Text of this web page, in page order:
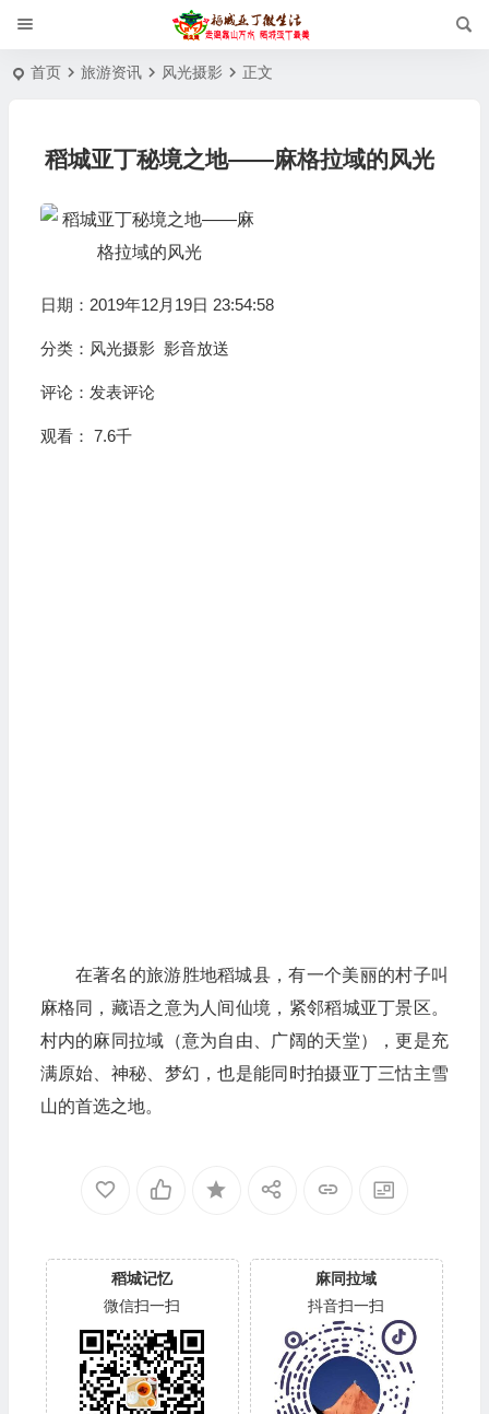
首页 旅游资讯 风光摄影 正文
稻城亚丁秘境之地——麻格拉域的风光
日期：2019年12月19日 23:54:58
分类： 风光摄影 影音放送
评论： 发表评论
观看： 7.6千
在著名的旅游胜地稻城县，有一个美丽的村子叫
麻格同，藏语之意为人间仙境，紧邻稻城亚丁景区。
村内的麻同拉域（意为自由、广阔的天堂），更是充
满原始、神秘、梦幻，也是能同时拍摄亚丁三怙主雪
山的首选之地。
稻城记忆
微信扫一扫
麻同拉域
抖音扫一扫